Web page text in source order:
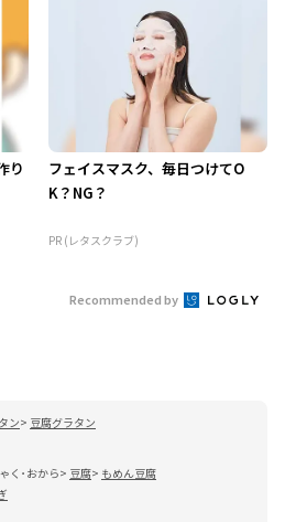
り
フェイスマスク、毎日つけてO
K？NG？
PR (レタスクラブ)
Recommended by
ン
豆腐グラタン
く･おから
豆腐
もめん豆腐